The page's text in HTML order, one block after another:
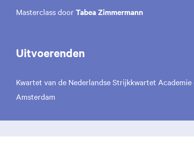
Masterclass doorTabea Zimmermann
Uitvoerenden
Kwartet van de Nederlandse Strijkkwartet
Amsterdam